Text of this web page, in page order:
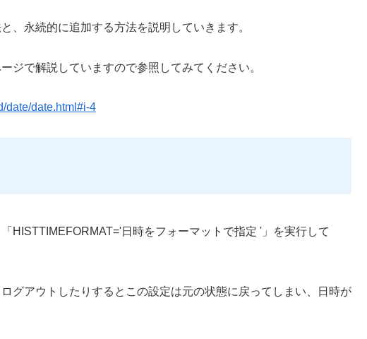
、永続的に追加する方法を説明していきます。
ジで解説していますので参照してみてください。
date/date.html#i-4
HISTTIMEFORMAT='日時をフォーマットで指定 '」を実行して
グアウトしたりするとこの設定は元の状態に戻ってしまい、日時が